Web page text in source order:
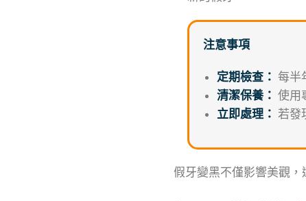
注意事項
定期檢查： 每半
清潔保養： 使用
立即處理： 若發
假牙變黑不僅影響美觀，